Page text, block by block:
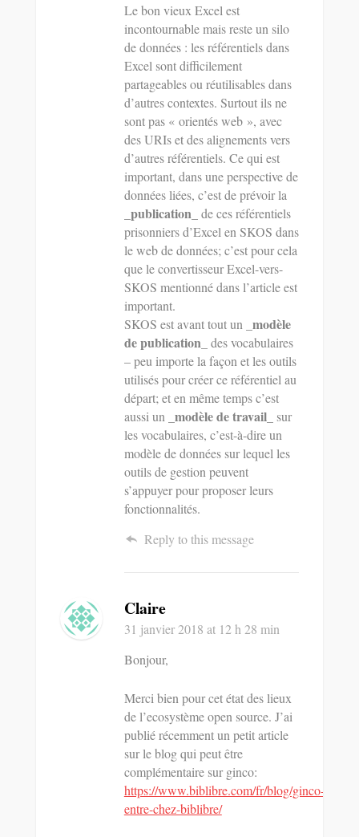
Le bon vieux Excel est
incontournable mais reste un silo
de données : les référentiels dans
Excel sont difficilement
partageables ou réutilisables dans
d’autres contextes. Surtout ils ne
sont pas « orientés web », avec
des URIs et des alignements vers
d’autres référentiels. Ce qui est
important, dans une perspective de
données liées, c’est de prévoir la
_publication_ de ces référentiels
prisonniers d’Excel en SKOS dans
le web de données; c’est pour cela
que le convertisseur Excel-vers-
SKOS mentionné dans l’article est
important.
SKOS est avant tout un
_modèle
de publication_ des vocabulaires
– peu importe la façon et les outils
utilisés pour créer ce référentiel au
départ; et en même temps c’est
aussi un
_modèle de travail_
sur
les vocabulaires, c’est-à-dire un
modèle de données sur lequel les
outils de gestion peuvent
s’appuyer pour proposer leurs
fonctionnalités.
Reply to this message
Claire
31 janvier 2018 at 12 h 28 min
Bonjour,
Merci bien pour cet état des lieux
de l’ecosystème open source. J’ai
publié récemment un petit article
sur le blog qui peut être
complémentaire sur ginco:
https://www.biblibre.com/fr/blog/ginco-
entre-chez-biblibre/